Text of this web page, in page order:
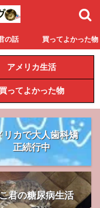
の話 買ってよかった物
アメリカ生活
買ってよかった物
リカで大人歯科矯
正続行中
君の糖尿病生活